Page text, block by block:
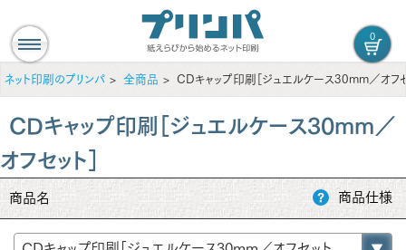
0
ネット印刷のプリンパ 全商品 CDキャップ印刷［ジュエルケース30mm／オフセ
CDキャップ印刷［ジュエルケース30mm／
オフセット］
商品名 商品仕様